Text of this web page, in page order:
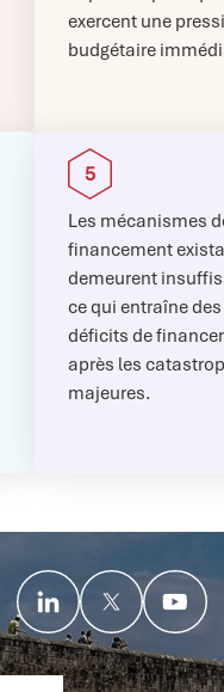
exercent une
budgétaire
Les mécanismes
financement
demeurent
ce qui entraîne des
déficits de
après les
majeures.